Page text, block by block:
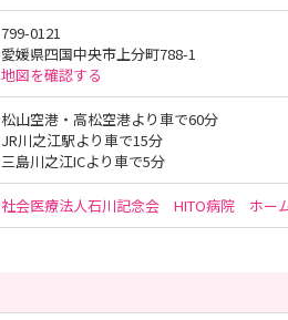
799-0121
愛媛県四国中央市上分町788-1
地図を確認する
松山空港・高松空港より車で60分
JR川之江駅より車で15分
三島川之江ICより車で5分
社会医療法人石川記念会 HITO病院 ホー